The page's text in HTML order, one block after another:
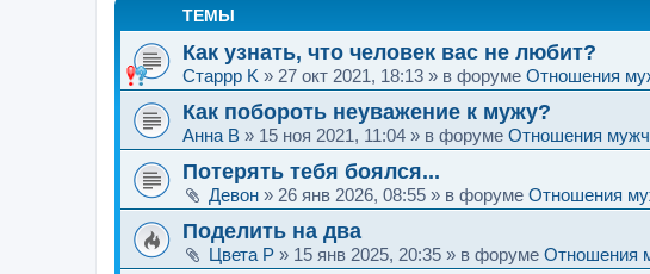
ТЕМЫ
Как узнать, что человек вас не любит?
Старрр K » 27 окт 2021, 18:13 » в форуме Отношения
Как побороть неуважение к мужу?
Анна B » 15 ноя 2021, 11:04 » в форуме Отношения
Потерять тебя боялся...
Девон » 26 янв 2026, 08:55 » в форуме Отношения
Поделить на два
Цвета P » 15 янв 2025, 20:35 » в форуме Отношения